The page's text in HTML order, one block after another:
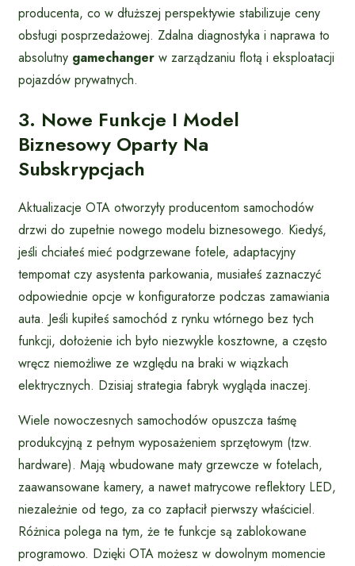
producenta, co w dłuższej perspektywie stabilizuje ceny
obsługi posprzedażowej. Zdalna diagnostyka i naprawa to
absolutny gamechanger w zarządzaniu flotą i eksploatacji
pojazdów prywatnych.
3. Nowe Funkcje I Model
Biznesowy Oparty Na
Subskrypcjach
Aktualizacje OTA otworzyły producentom samochodów
drzwi do zupełnie nowego modelu biznesowego. Kiedyś,
jeśli chciałeś mieć podgrzewane fotele, adaptacyjny
tempomat czy asystenta parkowania, musiałeś zaznaczyć
odpowiednie opcje w konfiguratorze podczas zamawiania
auta. Jeśli kupiłeś samochód z rynku wtórnego bez tych
funkcji, dołożenie ich było niezwykle kosztowne, a często
wręcz niemożliwe ze względu na braki w wiązkach
elektrycznych. Dzisiaj strategia fabryk wygląda inaczej.
Wiele nowoczesnych samochodów opuszcza taśmę
produkcyjną z pełnym wyposażeniem sprzętowym (tzw.
hardware). Mają wbudowane maty grzewcze w fotelach,
zaawansowane kamery, a nawet matrycowe reflektory LED,
niezależnie od tego, za co zapłacił pierwszy właściciel.
Różnica polega na tym, że te funkcje są zablokowane
programowo. Dzięki OTA możesz w dowolnym momencie